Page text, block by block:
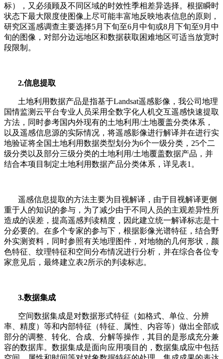
标），又必须顾及不同区域的时效性季相差异选择。根据瞬时
状态下最大限度使图像上尽可能丰富地反映地表信息的原则，
研究区遥感调查主要选择5月下旬至6月中旬或8月下旬至9月中
旬的图像，对部分边远地区和数据获取困难地区可适当放宽时
段限制。
2.信息提取
土地利用数据产品是指基于Landsat遥感影像，我公司地理
国情监测云平台专业人员采用全数字化人机交互遥感快速提取
方法，同时参考国内外现有的土地利用/土地覆盖分类体系，
以及遥感信息源的实际情况，将遥感影像进行解译并在进行实
地验证将全国土地利用数据类型划分为6个一级分类， 25个二
级分类以及部分三级分类的土地利用/土地覆盖数据产品，并
结合本项目制定土地利用数据产品分类体系，详见表1 。
遥感信息提取的方法主要为目视解译，由于目视解译更侧
重于人的知识的参与，为了减少由于不同人员的主观差异性所
造成的误差，提高遥感判读精度，因此建立统一解译标志是十
分必要的。在多个专家的参与下，根据影像光谱特征，结合野
外实测资料，同时参照有关地理图件，对地物的几何形状，颜
色特征、纹理特征和空间分布情况进行分析，并在综合各位专
家意见后，最终建立表2所示的判读标志。
3.数据集成
空间数据集成是对数据形式特征（如格式、单位、分辨
率、精度）等和内部特征（特征、属性、内容等）做出全部或
部分的调整、转化、合成、分解等操作，其目的是形成充分兼
容的数据库。数据集成是面向应用项目的，数据集成应中包括